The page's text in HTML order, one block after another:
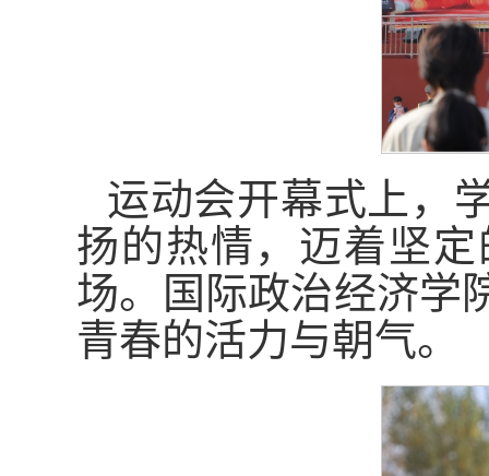
运动会开幕式上，
扬的热情，迈着坚
场。国际政治经济学
青春的活力与朝气。